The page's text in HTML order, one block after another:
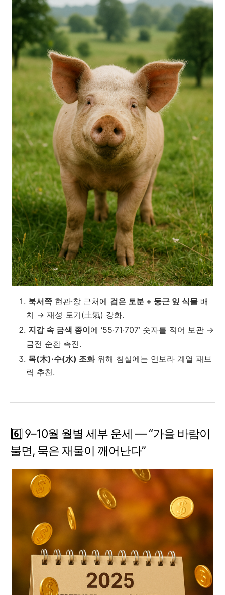
북서쪽 현관·창 근처에 검은 토분 + 둥근 잎 식물 배
치 → 재성 토기(土氣) 강화.
지갑 속 금색 종이에 ‘55·71·707’ 숫자를 적어 보관 →
금전 순환 촉진.
목(木)·수(水) 조화위해 침실에는 연보라 계열 패브
릭 추천.
6️⃣ 9–10월 월별 세부 운세 ― “가을 바람이
불면, 묵은 재물이 깨어난다”